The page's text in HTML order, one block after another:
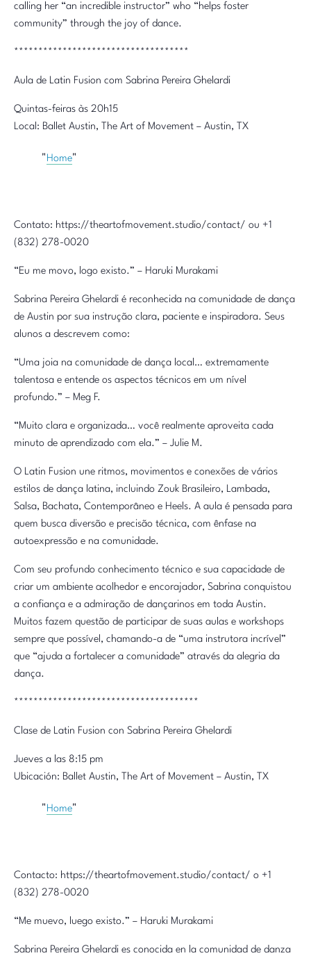
calling her “an incredible instructor” who “helps foster
community” through the joy of dance.
************************************
Aula de Latin Fusion com Sabrina Pereira Ghelardi
Quintas-feiras às 20h15
Local: Ballet Austin, The Art of Movement – Austin, TX
Home
Contato: https://theartofmovement.studio/contact/ ou +1
(832) 278-0020
“Eu me movo, logo existo.” – Haruki Murakami
Sabrina Pereira Ghelardi é reconhecida na comunidade de dança
de Austin por sua instrução clara, paciente e inspiradora. Seus
alunos a descrevem como:
“Uma joia na comunidade de dança local… extremamente
talentosa e entende os aspectos técnicos em um nível
profundo.” – Meg F.
“Muito clara e organizada… você realmente aproveita cada
minuto de aprendizado com ela.” – Julie M.
O Latin Fusion une ritmos, movimentos e conexões de vários
estilos de dança latina, incluindo Zouk Brasileiro, Lambada,
Salsa, Bachata, Contemporâneo e Heels. A aula é pensada para
quem busca diversão e precisão técnica, com ênfase na
autoexpressão e na comunidade.
Com seu profundo conhecimento técnico e sua capacidade de
criar um ambiente acolhedor e encorajador, Sabrina conquistou
a confiança e a admiração de dançarinos em toda Austin.
Muitos fazem questão de participar de suas aulas e workshops
sempre que possível, chamando-a de “uma instrutora incrível”
que “ajuda a fortalecer a comunidade” através da alegria da
dança.
**************************************
Clase de Latin Fusion con Sabrina Pereira Ghelardi
Jueves a las 8:15 pm
Ubicación: Ballet Austin, The Art of Movement – Austin, TX
Home
Contacto: https://theartofmovement.studio/contact/ o +1
(832) 278-0020
“Me muevo, luego existo.” – Haruki Murakami
Sabrina Pereira Ghelardi es conocida en la comunidad de danza